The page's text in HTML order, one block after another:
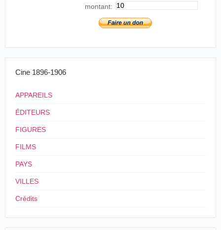
montant:
Cine 1896-1906
APPAREILS
ÉDITEURS
FIGURES
FILMS
PAYS
VILLES
Crédits